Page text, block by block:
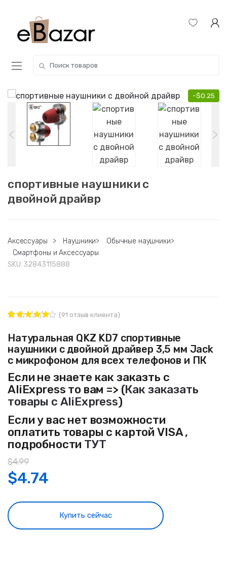
navigation
content
for:
-$0.25
спортивные наушники с
двойной драйвр
Аксессуары > Наушники> Обычные наушники>
Смартфоны и Аксессуары
SKU: 32843115888
4.87
на основе
опроса
пользовате
ля
(91 отзыв клиента)
Натуральная QKZ KD7 спортивные
наушники с двойной драйвер 3,5 мм Jack
с микрофоном для всех телефонов и ПК
Если не знаете как заказть с
AliExpress то вам => (Как заказать
товары с AliExpress)
Если у вас нет возможности
оплатить товары с картой VISA ,
подробности ТУТ
$4.99
$4.74
Купить сейчас